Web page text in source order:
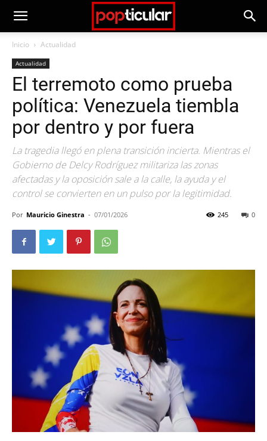
Inicio Actualidad
Actualidad
El terremoto como prueba
política: Venezuela tiembla
por dentro y por fuera
La tragedia llegó en plena transición incierta. Mientras el
Gobierno de Delcy Rodríguez militariza las zonas
afectadas y la oposición sale a la calle, la ayuda y el
control se convierten en un pulso por la legitimidad.
Por Mauricio Ginestra - 07/01/2026 0
245